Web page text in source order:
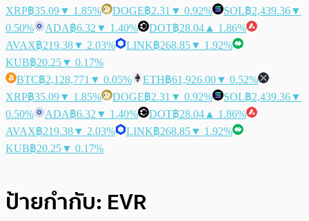
XRP฿35.09▼ 1.85% DOGE฿2.31 ▼ 0.92% SOL฿2,439.36▼
0.50%
ADA฿6.32 ▼ 1.40% DOT฿28.04 ▲ 1.86%
AVAX฿219.38▼ 2.03% LINK฿268.85▼ 1.92%
KUB฿20.25▼ 0.17%
BTC฿2,128,771 ▼ 0.05% ETH฿61,926.00▼ 0.52%
XRP฿35.09▼ 1.85% DOGE฿2.31 ▼ 0.92% SOL฿2,439.36▼
0.50%
ADA฿6.32 ▼ 1.40% DOT฿28.04 ▲ 1.86%
AVAX฿219.38▼ 2.03% LINK฿268.85▼ 1.92%
KUB฿20.25▼ 0.17%
ป้ายกำกับ: EVR